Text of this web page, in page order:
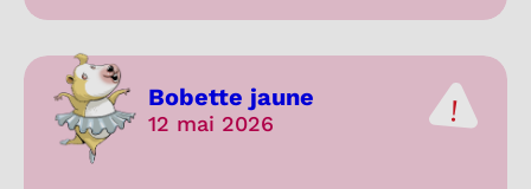
Bobette jaune
12 mai 2026